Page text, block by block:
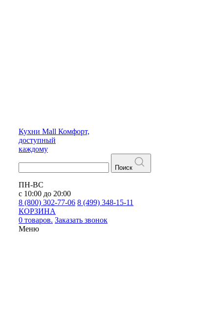
Кухни Mall Комфорт,
доступный
каждому
Поиск
ПН-ВС
с 10:00 до 20:00
8 (800) 302-77-06 8 (499) 348-15-11
КОРЗИНА
0 товаров. Заказать звонок
Меню